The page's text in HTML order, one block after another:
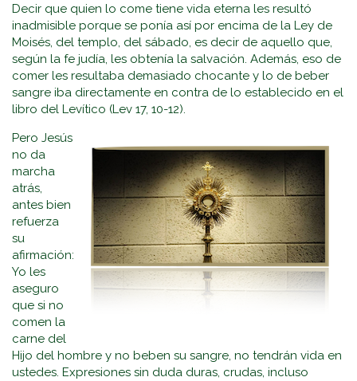
Decir que quien lo come tiene vida eterna les resultó
inadmisible porque se ponía así por encima de la Ley de
Moisés, del templo, del sábado, es decir de aquello que,
según la fe judía, les obtenía la salvación. Además, eso de
comer les resultaba demasiado chocante y lo de beber
sangre iba directamente en contra de lo establecido en el
libro del Levítico (Lev 17, 10-12).
Pero Jesús
no da
marcha
atrás,
antes bien
refuerza
su
afirmación:
Yo les
aseguro
que si no
comen la
carne del
Hijo del hombre y no beben su sangre, no tendrán vida en
ustedes. Expresiones sin duda duras, crudas, incluso